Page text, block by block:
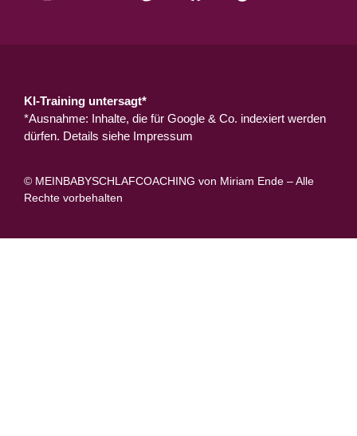
KI-Training untersagt*
*Ausnahme: Inhalte, die für Google & Co. indexiert werden
dürfen. Details siehe Impressum
© MEINBABYSCHLAFCOACHING von Miriam Ende – Alle
Rechte vorbehalten